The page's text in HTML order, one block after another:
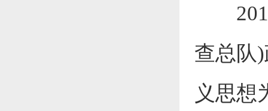
2019
查总队
义思想